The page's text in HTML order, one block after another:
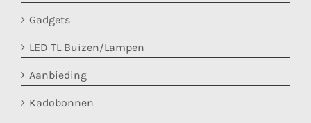
Gadgets
LED TL Buizen/Lampen
Aanbieding
Kadobonnen